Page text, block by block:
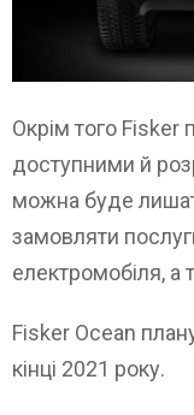
Окрім того Fisker
доступними й
можна буде
замовляти
електромобіля, а
Fisker Ocean
кінці 2021 року.